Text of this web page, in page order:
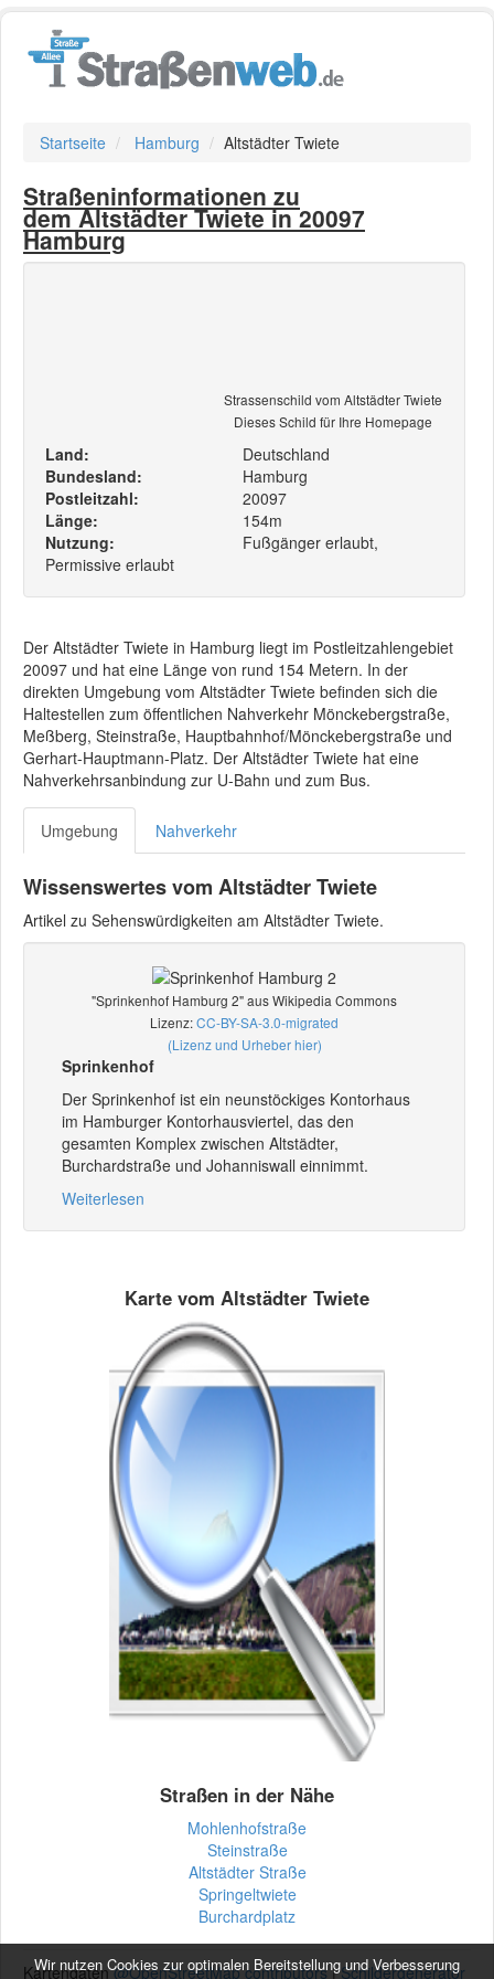
Wir nutzen Cookies zur optimalen Bereitstellung und Verbesserung
Startseite Hamburg Altstädter Twiete
Straßeninformationen zu
dem Altstädter Twiete in 20097
Hamburg
Strassenschild vom Altstädter Twiete
Dieses Schild für Ihre Homepage
Land:
Deutschland
Bundesland:
Hamburg
Postleitzahl:
20097
Länge:
154m
Nutzung:
Fußgänger erlaubt,
Permissive erlaubt
Der Altstädter Twiete in Hamburg liegt im Postleitzahlengebiet
20097 und hat eine Länge von rund 154 Metern. In der
direkten Umgebung vom Altstädter Twiete befinden sich die
Haltestellen zum öffentlichen Nahverkehr Mönckebergstraße,
Meßberg, Steinstraße, Hauptbahnhof/Mönckebergstraße und
Gerhart-Hauptmann-Platz. Der Altstädter Twiete hat eine
Nahverkehrsanbindung zur U-Bahn und zum Bus.
Umgebung Nahverkehr
Wissenswertes vom Altstädter Twiete
Artikel zu Sehenswürdigkeiten am Altstädter Twiete.
"Sprinkenhof Hamburg 2" aus Wikipedia Commons
Lizenz:CC-BY-SA-3.0-migrated
(Lizenz und Urheber hier)
Sprinkenhof
Der Sprinkenhof ist ein neunstöckiges Kontorhaus
im Hamburger Kontorhausviertel, das den
gesamten Komplex zwischen Altstädter,
Burchardstraße und Johanniswall einnimmt.
Weiterlesen
Karte vom Altstädter Twiete
Straßen in der Nähe
Mohlenhofstraße
Steinstraße
Altstädter Straße
Springeltwiete
Burchardplatz
Kartendaten@OpenStreetMap contributors|Schildergenerator